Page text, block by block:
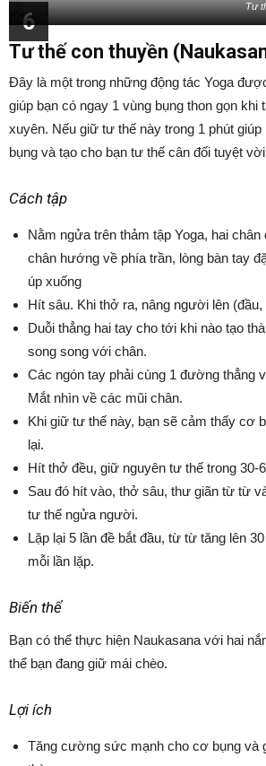
6
Tư
Tư thế con thuyền
Đây là một trong những động tác Yoga
giúp bạn có ngay 1 vùng bụng thon gọn khi
xuyên. Nếu giữ tư thế này trong 1 phút
bụng và tạo cho bạn tư thế cân đối tuyệt
Cách tập
Nằm ngửa trên thảm tập Yoga, hai chân
chân hướng về phía trần, lòng bàn tay
úp xuống
Hít sâu. Khi thở ra, nâng người lên
Duỗi thẳng hai tay cho tới khi nào tạo
song song với chân.
Các ngón tay phải cùng 1 đường thẳng
Mắt nhìn về các mũi chân.
Khi giữ tư thế này, bạn sẽ cảm thấy cơ
lại.
Hít thở đều, giữ nguyên tư thế trong 30-
Sau đó hít vào, thở sâu, thư giãn từ từ
tư thế ngửa người.
Lặp lại 5 lần đề bắt đầu, từ từ tăng lên
mỗi lần lặp.
Biến thể
Bạn có thể thực hiện Naukasana với hai
thể bạn đang giữ mái chèo.
Lợi ích
Tăng cường sức mạnh cho cơ bụng và